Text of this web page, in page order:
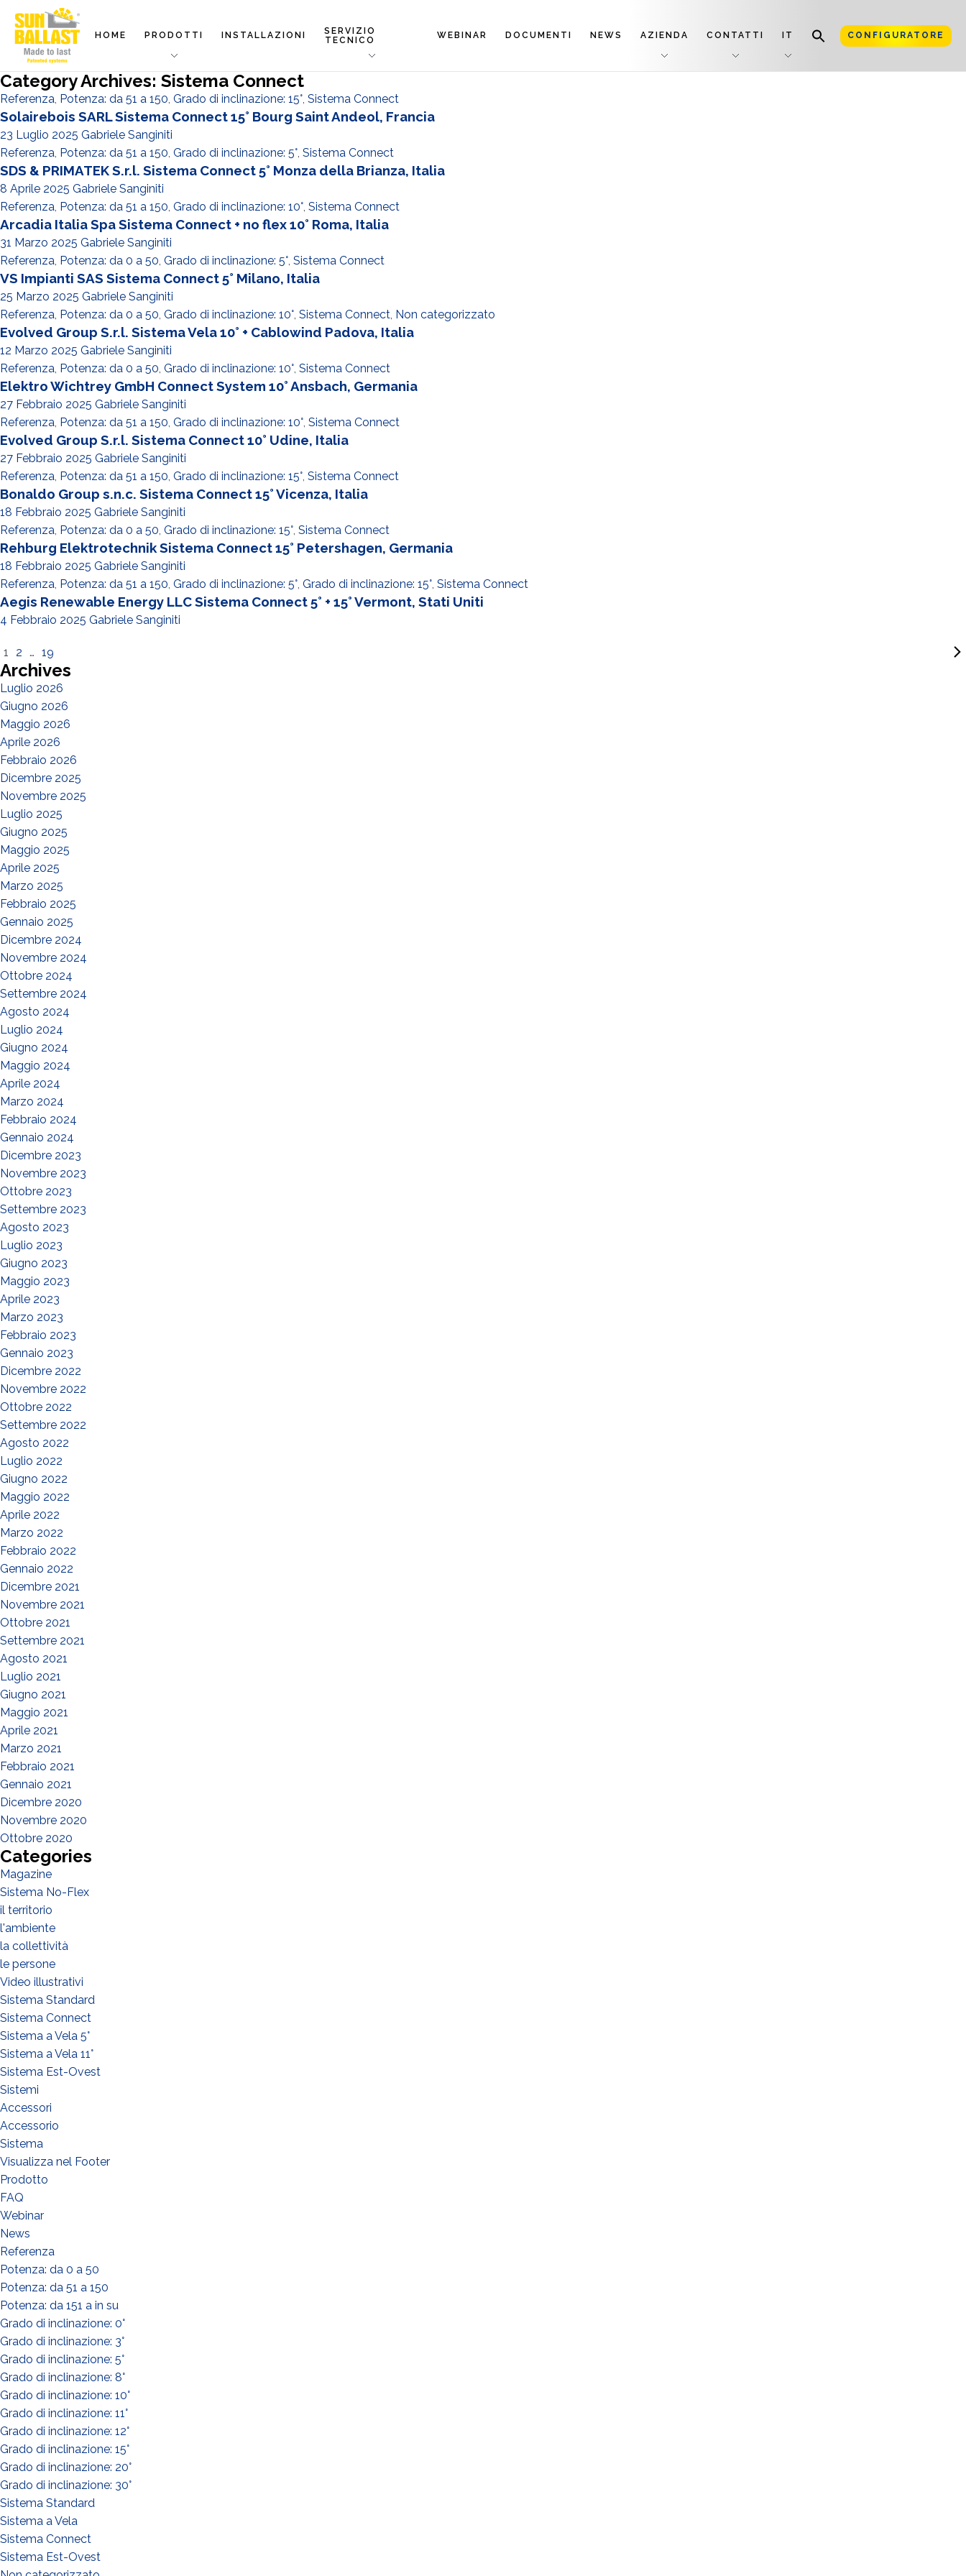
HOME PRODOTTI INSTALLAZIONI
SERVIZIO
TECNICO
WEBINAR DOCUMENTI NEWS AZIENDA CONTATTI IT CONFIGURATORE
Category Archives: Sistema Connect
Referenza, Potenza: da 51 a 150, Grado di inclinazione: 15°, Sistema Connect
Solairebois SARL Sistema Connect 15° Bourg Saint Andeol, Francia
23 Luglio 2025 Gabriele Sanginiti
Referenza, Potenza: da 51 a 150, Grado di inclinazione: 5°, Sistema Connect
SDS & PRIMATEK S.r.l. Sistema Connect 5° Monza della Brianza, Italia
8 Aprile 2025 Gabriele Sanginiti
Referenza, Potenza: da 51 a 150, Grado di inclinazione: 10°, Sistema Connect
Arcadia Italia Spa Sistema Connect + no flex 10° Roma, Italia
31 Marzo 2025 Gabriele Sanginiti
Referenza, Potenza: da 0 a 50, Grado di inclinazione: 5°, Sistema Connect
VS Impianti SAS Sistema Connect 5° Milano, Italia
25 Marzo 2025 Gabriele Sanginiti
Referenza, Potenza: da 0 a 50, Grado di inclinazione: 10°, Sistema Connect, Non categorizzato
Evolved Group S.r.l. Sistema Vela 10° + Cablowind Padova, Italia
12 Marzo 2025 Gabriele Sanginiti
Referenza, Potenza: da 0 a 50, Grado di inclinazione: 10°, Sistema Connect
Elektro Wichtrey GmbH Connect System 10° Ansbach, Germania
27 Febbraio 2025 Gabriele Sanginiti
Referenza, Potenza: da 51 a 150, Grado di inclinazione: 10°, Sistema Connect
Evolved Group S.r.l. Sistema Connect 10° Udine, Italia
27 Febbraio 2025 Gabriele Sanginiti
Referenza, Potenza: da 51 a 150, Grado di inclinazione: 15°, Sistema Connect
Bonaldo Group s.n.c. Sistema Connect 15° Vicenza, Italia
18 Febbraio 2025 Gabriele Sanginiti
Referenza, Potenza: da 0 a 50, Grado di inclinazione: 15°, Sistema Connect
Rehburg Elektrotechnik Sistema Connect 15° Petershagen, Germania
18 Febbraio 2025 Gabriele Sanginiti
Referenza, Potenza: da 51 a 150, Grado di inclinazione: 5°, Grado di inclinazione: 15°, Sistema Connect
Aegis Renewable Energy LLC Sistema Connect 5° + 15° Vermont, Stati Uniti
4 Febbraio 2025 Gabriele Sanginiti
1 2 … 19
Archives
Luglio 2026
Giugno 2026
Maggio 2026
Aprile 2026
Febbraio 2026
Dicembre 2025
Novembre 2025
Luglio 2025
Giugno 2025
Maggio 2025
Aprile 2025
Marzo 2025
Febbraio 2025
Gennaio 2025
Dicembre 2024
Novembre 2024
Ottobre 2024
Settembre 2024
Agosto 2024
Luglio 2024
Giugno 2024
Maggio 2024
Aprile 2024
Marzo 2024
Febbraio 2024
Gennaio 2024
Dicembre 2023
Novembre 2023
Ottobre 2023
Settembre 2023
Agosto 2023
Luglio 2023
Giugno 2023
Maggio 2023
Aprile 2023
Marzo 2023
Febbraio 2023
Gennaio 2023
Dicembre 2022
Novembre 2022
Ottobre 2022
Settembre 2022
Agosto 2022
Luglio 2022
Giugno 2022
Maggio 2022
Aprile 2022
Marzo 2022
Febbraio 2022
Gennaio 2022
Dicembre 2021
Novembre 2021
Ottobre 2021
Settembre 2021
Agosto 2021
Luglio 2021
Giugno 2021
Maggio 2021
Aprile 2021
Marzo 2021
Febbraio 2021
Gennaio 2021
Dicembre 2020
Novembre 2020
Ottobre 2020
Categories
Magazine
Sistema No-Flex
il territorio
l'ambiente
la collettività
le persone
Video illustrativi
Sistema Standard
Sistema Connect
Sistema a Vela 5°
Sistema a Vela 11°
Sistema Est-Ovest
Sistemi
Accessori
Accessorio
Sistema
Visualizza nel Footer
Prodotto
FAQ
Webinar
News
Referenza
Potenza: da 0 a 50
Potenza: da 51 a 150
Potenza: da 151 a in su
Grado di inclinazione: 0°
Grado di inclinazione: 3°
Grado di inclinazione: 5°
Grado di inclinazione: 8°
Grado di inclinazione: 10°
Grado di inclinazione: 11°
Grado di inclinazione: 12°
Grado di inclinazione: 15°
Grado di inclinazione: 20°
Grado di inclinazione: 30°
Sistema Standard
Sistema a Vela
Sistema Connect
Sistema Est-Ovest